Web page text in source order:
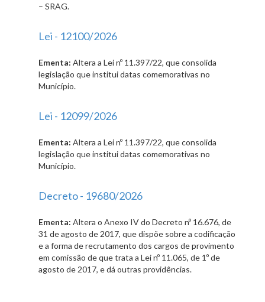
– SRAG.
Lei - 12100/2026
Ementa: Altera a Lei nº 11.397/22, que consolida
legislação que institui datas comemorativas no
Município.
Lei - 12099/2026
Ementa: Altera a Lei nº 11.397/22, que consolida
legislação que institui datas comemorativas no
Município.
Decreto - 19680/2026
Ementa: Altera o Anexo IV do Decreto nº 16.676, de
31 de agosto de 2017, que dispõe sobre a codificação
e a forma de recrutamento dos cargos de provimento
em comissão de que trata a Lei nº 11.065, de 1º de
agosto de 2017, e dá outras providências.